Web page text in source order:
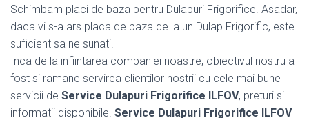
Schimbam placi de baza pentru Dulapuri Frigorifice. Asadar,
daca vi s-a ars placa de baza de la un Dulap Frigorific, este
suficient sa ne sunati.
Inca de la infiintarea companiei noastre, obiectivul nostru a
fost si ramane servirea clientilor nostrii cu cele mai bune
servicii de Service Dulapuri Frigorifice ILFOV, preturi si
informatii disponibile. Service Dulapuri Frigorifice ILFOV